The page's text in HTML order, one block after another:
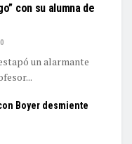
con su alumna de
0
un alarmante
Boyer desmiente